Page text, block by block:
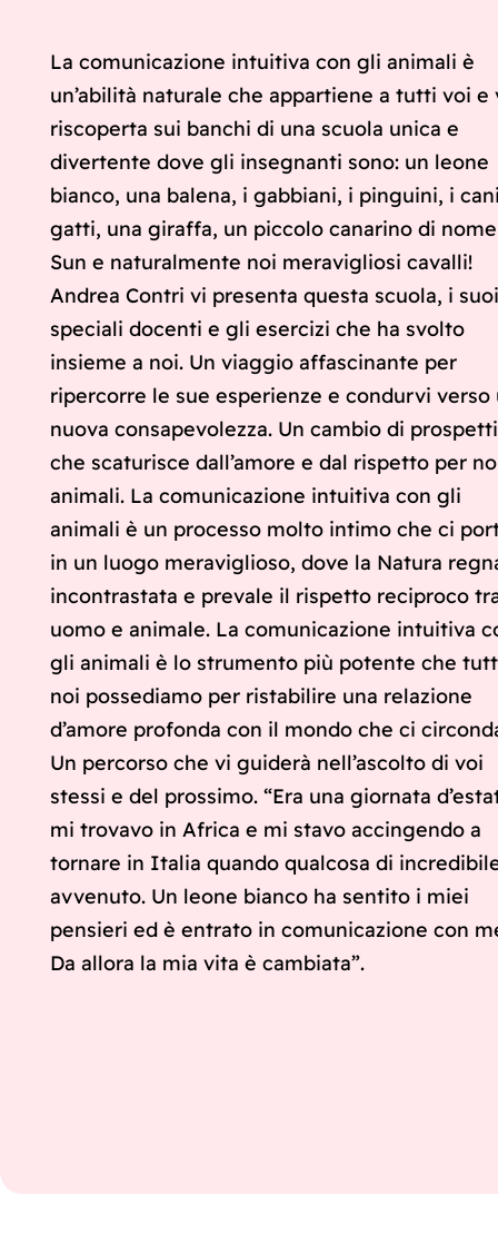
La comunicazione intuitiva con gli animali è
un’abilità naturale che appartiene a tutti voi e
riscoperta sui banchi di una scuola unica e
divertente dove gli insegnanti sono: un leone
bianco, una balena, i gabbiani, i pinguini, i
gatti, una giraffa, un piccolo canarino di nome
Sun e naturalmente noi meravigliosi cavalli!
Andrea Contri vi presenta questa scuola, i suoi
speciali docenti e gli esercizi che ha svolto
insieme a noi. Un viaggio affascinante per
ripercorre le sue esperienze e condurvi verso
nuova consapevolezza. Un cambio di
che scaturisce dall’amore e dal rispetto per
animali. La comunicazione intuitiva con gli
animali è un processo molto intimo che ci
in un luogo meraviglioso, dove la Natura
incontrastata e prevale il rispetto reciproco
uomo e animale. La comunicazione intuitiva
gli animali è lo strumento più potente che
noi possediamo per ristabilire una relazione
d’amore profonda con il mondo che ci
Un percorso che vi guiderà nell’ascolto di voi
stessi e del prossimo. “Era una giornata
mi trovavo in Africa e mi stavo accingendo a
tornare in Italia quando qualcosa di
avvenuto. Un leone bianco ha sentito i miei
pensieri ed è entrato in comunicazione con
Da allora la mia vita è cambiata”.